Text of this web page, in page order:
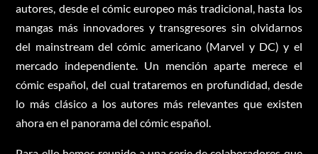
autores, desde el cómic europeo más tradicional, hasta los
mangas más innovadores y transgresores sin olvidarnos
del mainstream del cómic americano (Marvel y DC) y el
mercado independiente. Un mención aparte merece el
cómic español, del cual trataremos en profundidad, desde
lo más clásico a los autores más relevantes que existen
ahora en el panorama del cómic español.